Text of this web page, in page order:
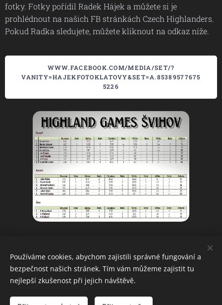
fotky. Fotky pořídil Radek Hájek a můžete si je
prohlédnout na našich FB stránkách Czech Highlanders.
Pokud Radka sledujete, můžete kliknout na odkaz níže.
WWW.FACEBOOK.COM/MEDIA/SET/?
VANITY=HAJEKFOTOKLATOVY&SET=A.85389577675
5226
Projekt vznikl za přispění Nadace ČEZ
Používáme cookies, abychom zajistili správné fungování a
bezpečnost našich stránek. Tím vám můžeme zajistit tu
nejlepší zkušenost při jejich návštěvě.